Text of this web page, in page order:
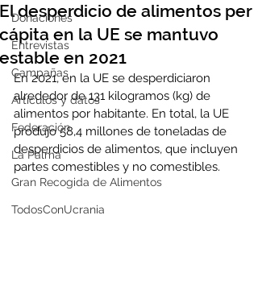
Donaciones
Entrevistas
Campañas
Artículos y datos
Federación
La Palma
Gran Recogida de Alimentos
TodosConUcrania
El desperdicio de alimentos per
cápita en la UE se mantuvo
estable en 2021
En 2021, en la UE se desperdiciaron
alrededor de 131 kilogramos (kg) de
alimentos por habitante. En total, la UE
produjo 58,4 millones de toneladas de
desperdicios de alimentos, que incluyen
partes comestibles y no comestibles.